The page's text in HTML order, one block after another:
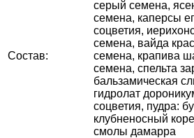
Состав:
серый семена,
семена, каперсы
соцветия,
семена, вайда
семена, крапива
семена, спельта
бальзамическая
гидролат
соцветия, пудра:
клубненосный
смолы дамарра